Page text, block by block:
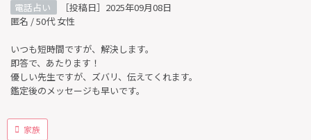
電話占い
［投稿日］2025年09月08日
匿名 / 50代 女性
いつも短時間ですが、解決します。
即答で、あたります！
優しい先生ですが、ズバリ、伝えてくれます。
鑑定後のメッセージも早いです。
家族